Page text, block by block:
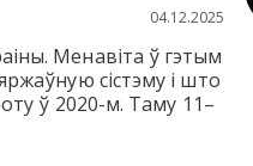
04.12.2025
Менавіта ў гэтым
сістэму і што
ў 2020-м. Таму 11–